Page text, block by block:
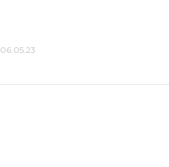
06.05.23